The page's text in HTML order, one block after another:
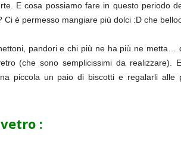
E cosa possiamo fare in questo periodo
è permesso mangiare più dolci :D che
pandori e chi più ne ha più ne metta…
(che sono semplicissimi da realizzare).
piccola un paio di biscotti e regalarli alle
: